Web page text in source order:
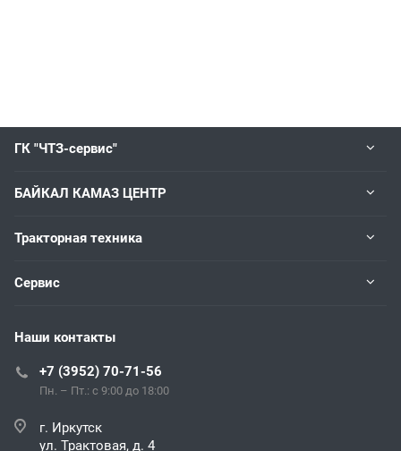
ГК "ЧТЗ-сервис"
БАЙКАЛ КАМАЗ ЦЕНТР
Тракторная техника
Сервис
Наши контакты
+7 (3952) 70-71-56
Пн. – Пт.: с 9:00 до 18:00
г. Иркутск
ул. Трактовая, д. 4